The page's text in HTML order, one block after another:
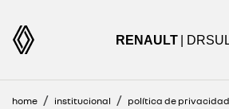
RENAULT |
home institucional política de